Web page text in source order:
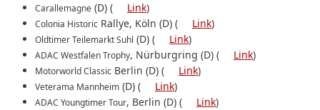
Carallemagne (D) ( Link)
Colonia Historic Rallye, Köln (D) ( Link)
Oldtimer Teilemarkt Suhl (D) ( Link)
ADAC Westfalen Trophy, Nürburgring (D) ( Link)
Motorworld Classic Berlin (D) ( Link)
Veterama Mannheim (D) ( Link)
ADAC Youngtimer Tour, Berlin (D) ( Link)